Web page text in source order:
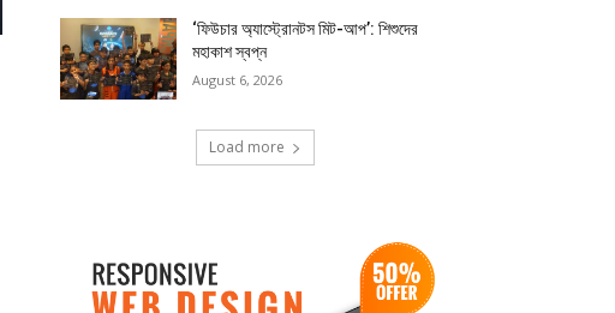
‘ফিউচার অ্যাস্ট্রোনটস মিট-আপ’: শিশুদের
মহাকাশ স্বপ্ন
August 6, 2026
Load more